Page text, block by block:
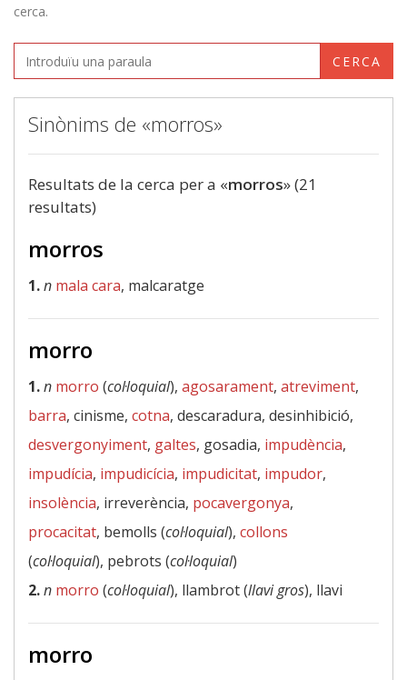
cerca.
CERCA
Sinònims de «morros»
Resultats de la cerca per a «morros» (21
resultats)
morros
1.n mala cara, malcaratge
morro
1.n morro (col·loquial), agosarament, atreviment,
barra, cinisme, cotna, descaradura, desinhibició,
desvergonyiment, galtes, gosadia, impudència,
impudícia, impudicícia, impudicitat, impudor,
insolència, irreverència, pocavergonya,
procacitat, bemolls (col·loquial), collons
(col·loquial), pebrots (col·loquial)
2.n morro (col·loquial), llambrot (llavi gros), llavi
morro